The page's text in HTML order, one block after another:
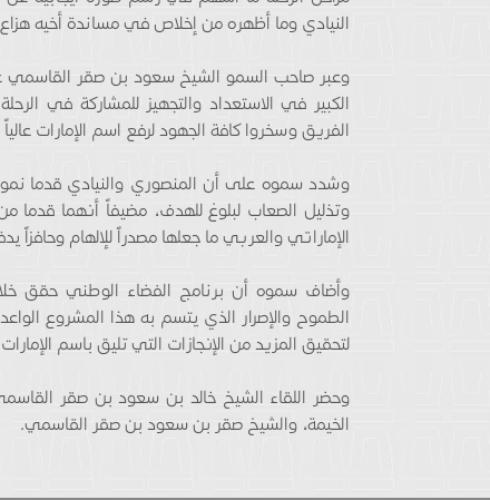
النيادي وما أظهره من إخلاص في مساندة أخيه هزاع
وعبر صاحب السمو الشيخ سعود بن صقر القاسمي
الكبير في الاستعداد والتجهيز للمشاركة في
الفريق وسخروا كافة الجهود لرفع اسم الإمارات
وشدد سموه على أن المنصوري والنيادي قدما
وتذليل الصعاب لبلوغ للهدف، مضيفاً أنهما
الإماراتي والعربي ما جعلها مصدراً للإلهام
وأضاف سموه أن برنامج الفضاء الوطني حقق
الطموح والإصرار الذي يتسم به هذا المشروع
لتحقيق المزيد من الإنجازات التي تليق باسم
وحضر اللقاء الشيخ خالد بن سعود بن صقر
الخيمة، والشيخ صقر بن سعود بن صقر القاسمي.